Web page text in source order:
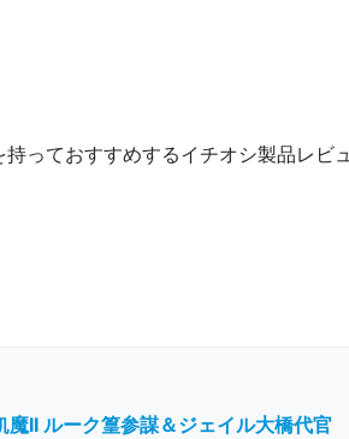
っておすすめするイチオシ製品レビ
II ルーク篁参謀＆ジェイル大橋代官